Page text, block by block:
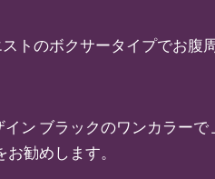
トのボクサータイプでお腹
ン ブラックのワンカラー
勧めします。